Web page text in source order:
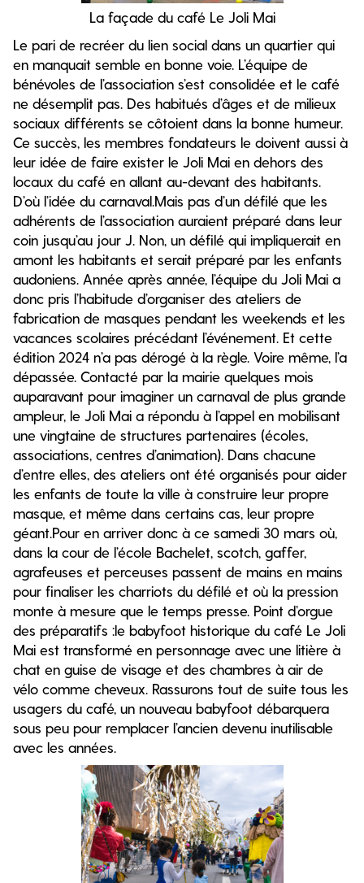
La façade du café Le Joli Mai
Le pari de recréer du lien social dans un quartier qui
en manquait semble en bonne voie. L’équipe de
bénévoles de l’association s’est consolidée et le café
ne désemplit pas. Des habitués d’âges et de milieux
sociaux différents se côtoient dans la bonne humeur.
Ce succès, les membres fondateurs le doivent aussi à
leur idée de faire exister le Joli Mai en dehors des
locaux du café en allant au-devant des habitants.
D’où l’idée du carnaval.Mais pas d’un défilé que les
adhérents de l’association auraient préparé dans leur
coin jusqu’au jour J. Non, un défilé qui impliquerait en
amont les habitants et serait préparé par les enfants
audoniens. Année après année, l’équipe du Joli Mai a
donc pris l’habitude d’organiser des ateliers de
fabrication de masques pendant les weekends et les
vacances scolaires précédant l’événement. Et cette
édition 2024 n’a pas dérogé à la règle. Voire même, l’a
dépassée. Contacté par la mairie quelques mois
auparavant pour imaginer un carnaval de plus grande
ampleur, le Joli Mai a répondu à l’appel en mobilisant
une vingtaine de structures partenaires (écoles,
associations, centres d’animation). Dans chacune
d’entre elles, des ateliers ont été organisés pour aider
les enfants de toute la ville à construire leur propre
masque, et même dans certains cas, leur propre
géant.Pour en arriver donc à ce samedi 30 mars où,
dans la cour de l’école Bachelet, scotch, gaffer,
agrafeuses et perceuses passent de mains en mains
pour finaliser les charriots du défilé et où la pression
monte à mesure que le temps presse. Point d’orgue
des préparatifs :le babyfoot historique du café Le Joli
Mai est transformé en personnage avec une litière à
chat en guise de visage et des chambres à air de
vélo comme cheveux. Rassurons tout de suite tous les
usagers du café, un nouveau babyfoot débarquera
sous peu pour remplacer l’ancien devenu inutilisable
avec les années.